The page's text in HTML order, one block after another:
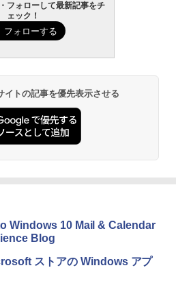
Paperwhite シグニチャーエディ
(32GB) 7インチディスプレイ、明
ク
Kindle Paperwhite (16GB) 7イ
Kindle Colorsoft | 16GBストレ
調調節ライト、最大8週間持続バッ
フォローして最新記事をチ
ェック！
トの記事を優先表示させる
Windows 10 Mail & Calendar
Blog
ストアの Windows アプ